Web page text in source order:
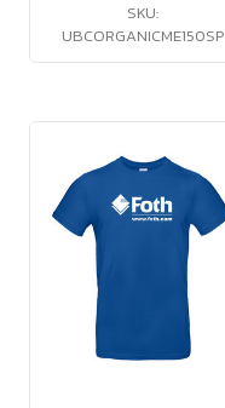
SKU:
UBCORGANICME150SP